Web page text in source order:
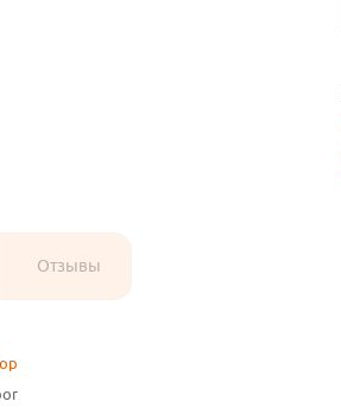
Отзывы